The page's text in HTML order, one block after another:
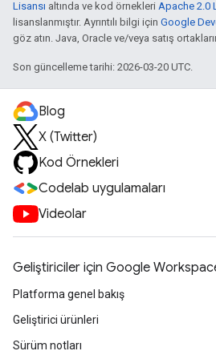
Lisansı altında ve kod örnekleri Apache 2.0
lisanslanmıştır. Ayrıntılı bilgi için Google
göz atın. Java, Oracle ve/veya satış
Son güncelleme tarihi: 2026-03-20 UTC.
Blog
X (Twitter)
Kod Örnekleri
Codelab uygulamaları
Videolar
Geliştiriciler için Google
Platforma genel bakış
Geliştirici ürünleri
Sürüm notları